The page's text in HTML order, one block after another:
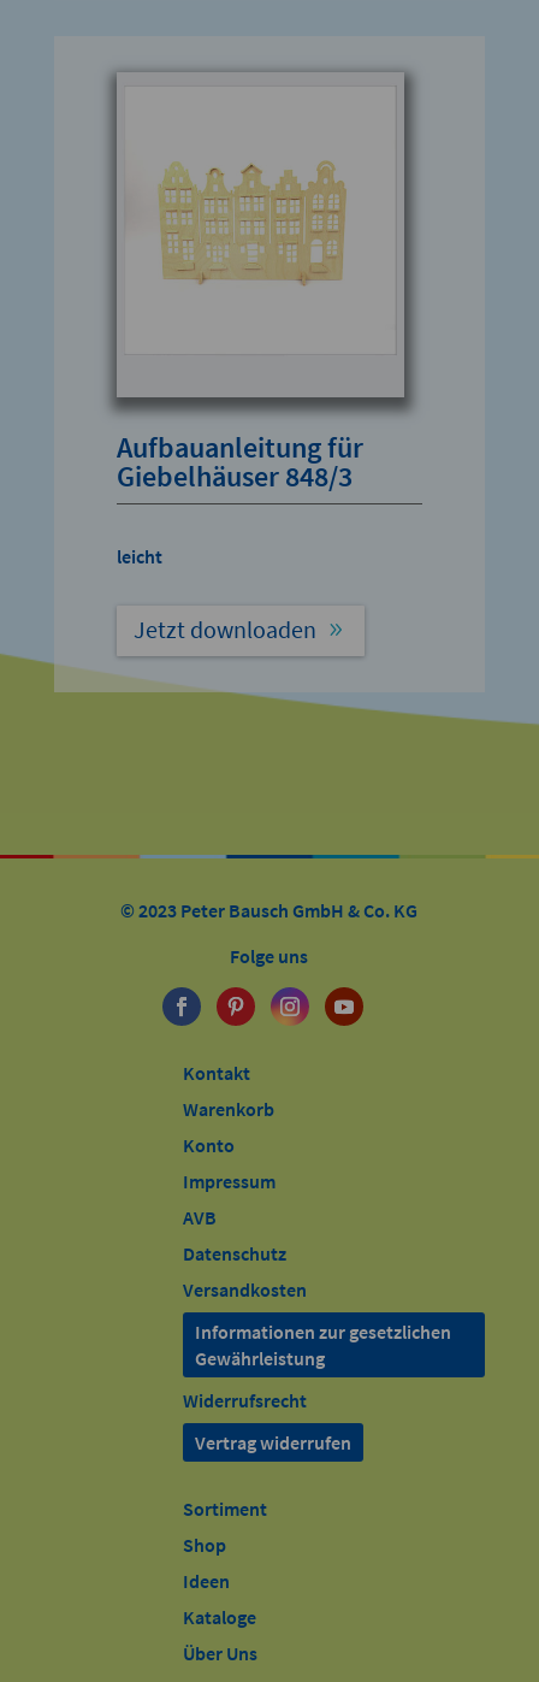
Aufbauanleitung für
Giebelhäuser 848/3
leicht
Jetzt downloaden
© 2023 Peter Bausch GmbH & Co. KG
Folge uns
Kontakt
Warenkorb
Konto
Impressum
AVB
Datenschutz
Versandkosten
Informationen zur gesetzlichen
Gewährleistung
Widerrufsrecht
Vertrag widerrufen
Sortiment
Shop
Ideen
Kataloge
Über Uns